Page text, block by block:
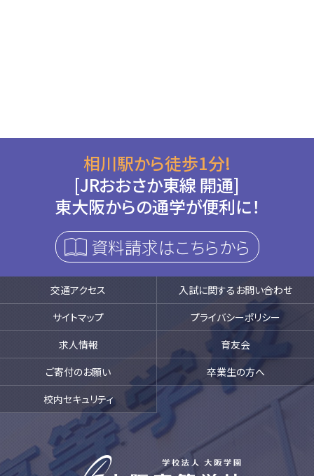
相川駅から徒歩1分!
[JRおおさか東線 開通]
東大阪からの通学が便利に！
資料請求はこちらから
交通アクセス
入試に関するお問い合わせ
サイトマップ
プライバシーポリシー
求人情報
育友会
ご寄付のお願い
卒業生の方へ
校内セキュリティ